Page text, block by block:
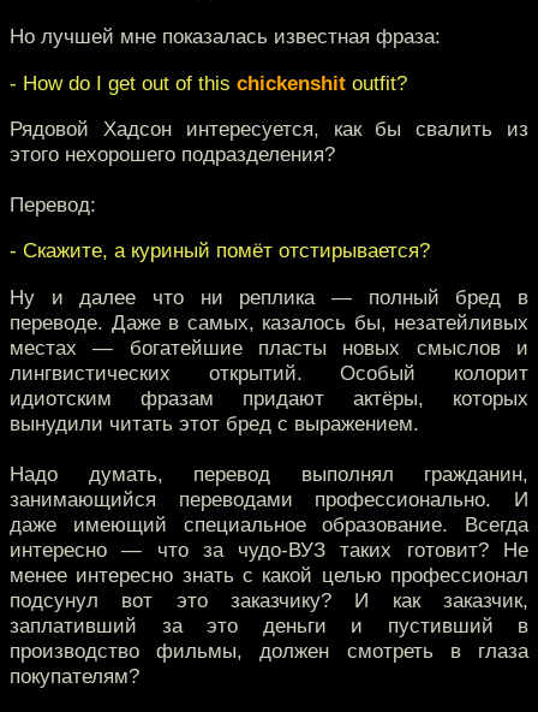
Но лучшей мне показалась известная фраза:
- How do I get out of this chickenshit outfit?
Рядовой Хадсон интересуется, как бы свалить из
этого нехорошего подразделения?
Перевод:
- Скажите, а куриный помёт отстирывается?
Ну и далее что ни реплика — полный бред в
переводе. Даже в самых, казалось бы, незатейливых
местах — богатейшие пласты новых смыслов и
лингвистических открытий. Особый колорит
идиотским фразам придают актёры, которых
вынудили читать этот бред с выражением.
Надо думать, перевод выполнял гражданин,
занимающийся переводами профессионально. И
даже имеющий специальное образование. Всегда
интересно — что за чудо-ВУЗ таких готовит? Не
менее интересно знать с какой целью профессионал
подсунул вот это заказчику? И как заказчик,
заплативший за это деньги и пустивший в
производство фильмы, должен смотреть в глаза
покупателям?